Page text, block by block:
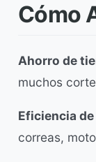
Cómo
Ahorro de
muchos
Eficiencia
correas,